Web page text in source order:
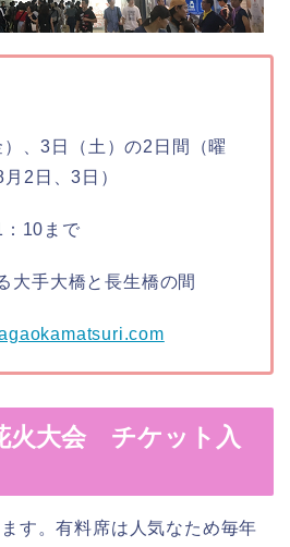
、3日（土）の2日間（曜
2日、3日）
10まで
大手大橋と長生橋の間
火大会 チケット入
す。有料席は人気なため毎年